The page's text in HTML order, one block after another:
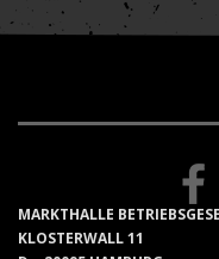
MARKTHALLE
KLOSTERWALL 11